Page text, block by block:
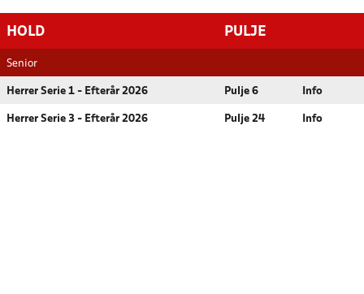
HOLD PULJE
Senior
Herrer Serie 1 - Efterår 2026 Pulje 6 Info
Herrer Serie 3 - Efterår 2026 Pulje 24 Info